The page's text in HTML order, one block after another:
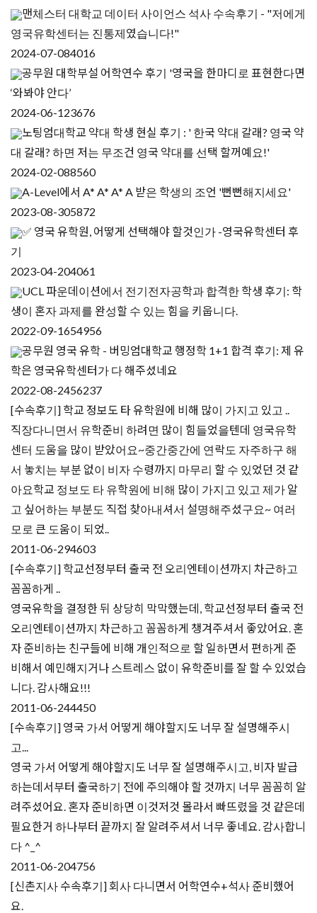
맨체스터 대학교 데이터 사이언스 석사 수속후기 - "저에게
영국유학센터는 진통제였습니다!"
2024-07-084016
공무원 대학부설 어학연수 후기 '영국을 한마디로 표현한다면
‘와봐야 안다’
2024-06-123676
노팅엄대학교 약대 학생 현실 후기 : ' 한국 약대 갈래? 영국 약
대 갈래? 하면 저는 무조건 영국 약대를 선택 할꺼예요!'
2024-02-088560
A-Level에서 A* A* A* A 받은 학생의 조언 '뻔뻔해지세요'
2023-08-305872
✅ 영국 유학원, 어떻게 선택해야 할것인가 -영국유학센터 후
기
2023-04-204061
UCL 파운데이션에서 전기전자공학과 합격한 학생 후기: 학
생이 혼자 과제를 완성할 수 있는 힘을 키웁니다.
2022-09-1654956
공무원 영국 유학 - 버밍엄대학교 행정학 1+1 합격 후기: 제 유
학은 영국유학센터가 다 해주셨네요
2022-08-2456237
[수속후기] 학교 정보도 타 유학원에 비해 많이 가지고 있고 ..
직장다니면서 유학준비 하려면 많이 힘들었을텐데 영국유학
센터 도움을 많이 받았어요~중간중간에 연락도 자주하구 해
서 놓치는 부분 없이 비자 수령까지 마무리 할 수 있었던 것 같
아요학교 정보도 타 유학원에 비해 많이 가지고 있고 제가 알
고 싶어하는 부분도 직접 찾아내셔서 설명해주셨구요~ 여러
모로 큰 도움이 되었..
2011-06-294603
[수속후기] 학교선정부터 출국 전 오리엔테이션까지 차근하고
꼼꼼하게 ..
영국유학을 결정한 뒤 상당히 막막했는데, 학교선정부터 출국 전
오리엔테이션까지 차근하고 꼼꼼하게 챙겨주셔서 좋았어요. 혼
자 준비하는 친구들에 비해 개인적으로 할 일하면서 편하게 준
비해서 예민해지거나 스트레스 없이 유학준비를 잘 할 수 있었습
니다. 감사해요!!!
2011-06-244450
[수속후기] 영국 가서 어떻게 해야할지도 너무 잘 설명해주시
고...
영국 가서 어떻게 해야할지도 너무 잘 설명해주시고, 비자 발급
하는데서부터 출국하기 전에 주의해야 할 것까지 너무 꼼꼼히 알
려주셨어요. 혼자 준비하면 이것저것 몰라서 빠뜨렸을 것 같은데
필요한거 하나부터 끝까지 잘 알려주셔서 너무 좋네요. 감사합니
다 ^_^
2011-06-204756
[신촌지사 수속후기] 회사 다니면서 어학연수+석사 준비했어
요.